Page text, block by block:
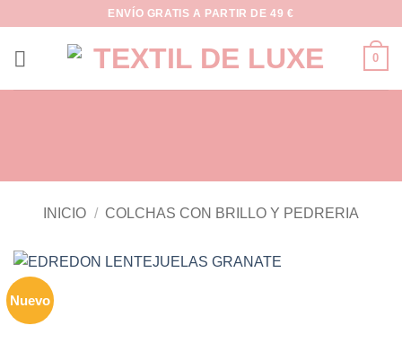
contenido
ENVÍO GRATIS A PARTIR DE 49 €
0
INICIO / COLCHAS CON BRILLO Y PEDRERIA
Nuevo